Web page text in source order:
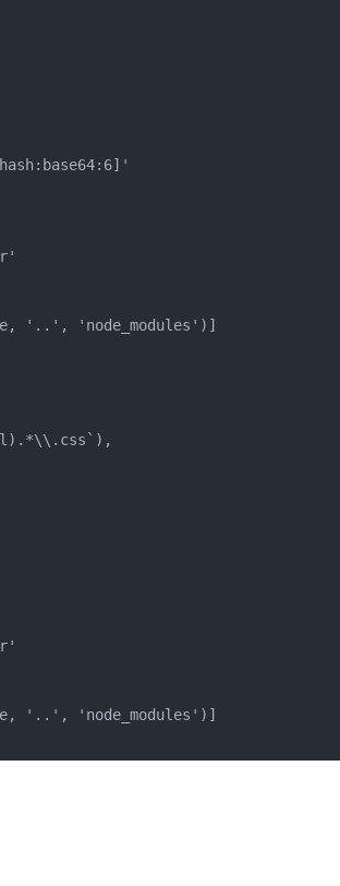
'..', 'node_modules')]
'..', 'node_modules')]